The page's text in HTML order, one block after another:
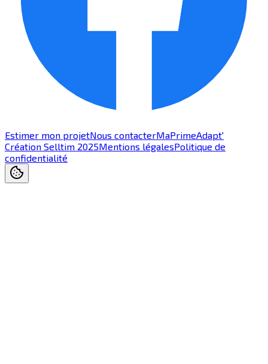
Estimer mon projetNous contacterMaPrimeAdapt'
Création Selltim 2025Mentions légalesPolitique de
confidentialité